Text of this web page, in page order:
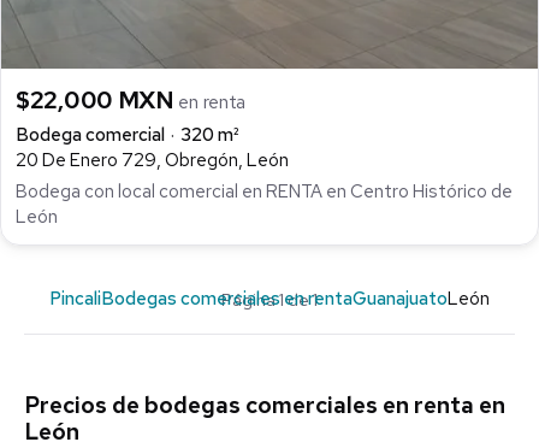
$22,000 MXN en renta
Bodega comercial
320 m²
20 De Enero 729, Obregón, León
Bodega con local comercial en RENTA en Centro Histórico de
León
Página 1 de 1
PincaliBodegas comerciales en rentaGuanajuatoLeón
Precios de bodegas comerciales en renta en
León